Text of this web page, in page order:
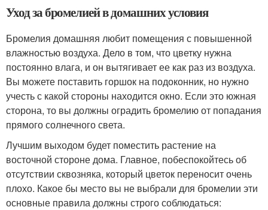
Уход за бромелией в домашних условия
Бромелия домашняя любит помещения с повышенной
влажностью воздуха. Дело в том, что цветку нужна
постоянно влага, и он вытягивает ее как раз из воздуха.
Вы можете поставить горшок на подоконник, но нужно
учесть с какой стороны находится окно. Если это южная
сторона, то вы должны оградить бромелию от попадания
прямого солнечного света.
Лучшим выходом будет поместить растение на
восточной стороне дома. Главное, побеспокойтесь об
отсутствии сквозняка, который цветок переносит очень
плохо. Какое бы место вы не выбрали для бромелии эти
основные правила должны строго соблюдаться: